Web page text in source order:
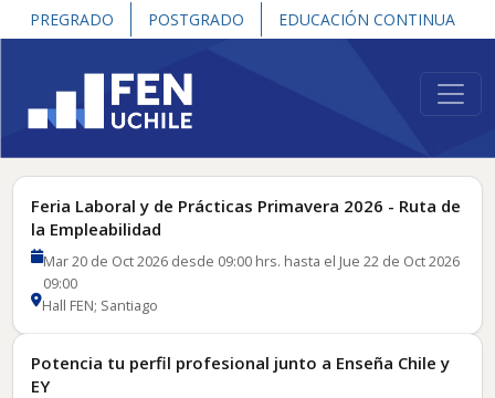
PREGRADO POSTGRADO EDUCACIÓN CONTINUA
Feria Laboral y de Prácticas Primavera 2026 - Ruta de
la Empleabilidad
Mar 20 de Oct 2026 desde 09:00 hrs. hasta el Jue 22 de Oct 2026
09:00
Hall FEN; Santiago
Potencia tu perfil profesional junto a Enseña Chile y
EY